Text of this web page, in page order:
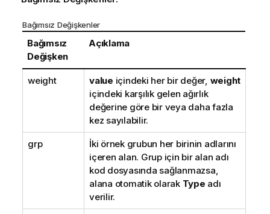
Bağımsız Değişkenler
Bağımsız
Değişken
Açıklama
weight value içindeki her bir değer, weight
içindeki karşılık gelen ağırlık
değerine göre bir veya daha fazla
kez sayılabilir.
grp
İki örnek grubun her birinin adlarını
içeren alan. Grup için bir alan adı
kod dosyasında sağlanmazsa,
alana otomatik olarak Type adı
verilir.